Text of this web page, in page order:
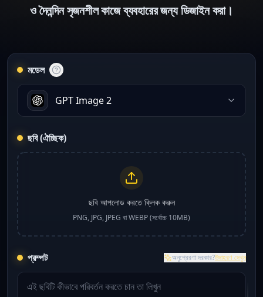
ও দৈনন্দিন সৃজনশীল কাজে ব্যবহারের জন্য ডিজাইন করা।
মডেল
GPT Image 2
ছবি (ঐচ্ছিক)
ছবি আপলোড করতে ক্লিক করুন
PNG, JPG, JPEG বা WEBP (সর্বোচ্চ 10MB)
প্রম্পট অনুপ্রেরণা দরকার?উদাহরণ দেখুন